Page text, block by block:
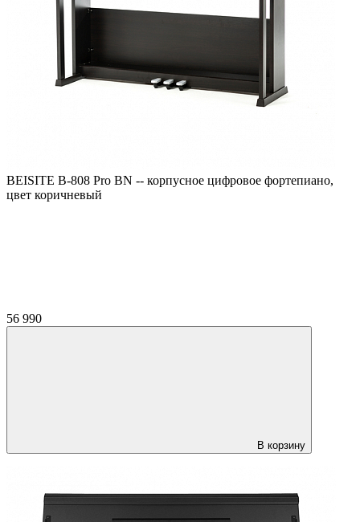
BEISITE B-808 Pro BN -- корпусное цифровое фортепиано,
цвет коричневый
56 990
В корзину